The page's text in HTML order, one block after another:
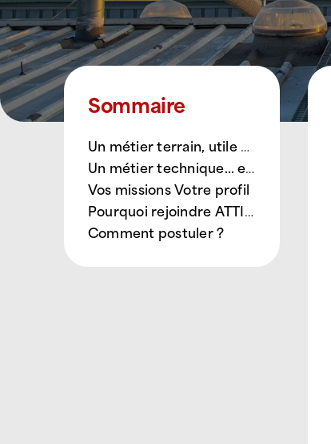
Sommaire
Un métier terrain, utile et évolutif
Un métier technique… et jamais monotone
Vos missionsVotre profil
Pourquoi rejoindre ATTILA Colmar ?
Comment postuler ?